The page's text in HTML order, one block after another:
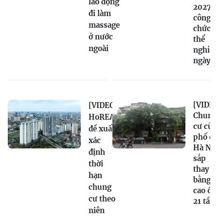
đi làm
massage
ở nước
ngoài
2027:
công
chức
thể
nghỉ
ngày
[VIDEO]
HoREA
đề xuất
xác
định
thời
hạn
chung
cư theo
niên
Chung
cư cũ
phố cổ
Hà Nội
sắp
thay
bằng
cao ốc
21